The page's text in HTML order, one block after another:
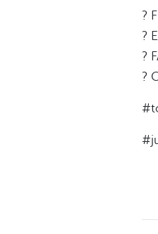
?
?
?
?